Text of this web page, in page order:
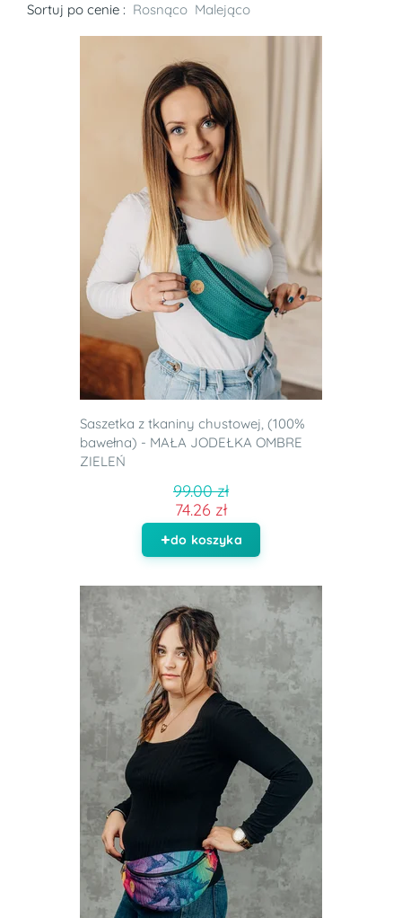
Sortuj po cenie : Rosnąco Malejąco
Saszetka z tkaniny chustowej, (100%
bawełna) - MAŁA JODEŁKA OMBRE
ZIELEŃ
99.00 zł
74.26 zł
do koszyka